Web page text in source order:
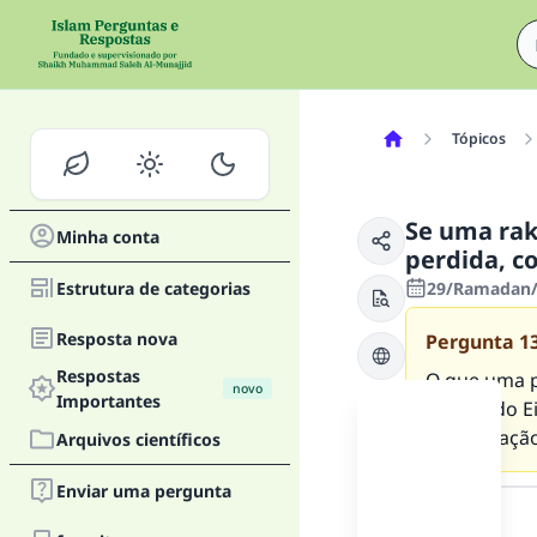
Minha conta
Estrutura de categorias
Resposta nova
Respostas
Importantes
novo
Arquivos científicos
Enviar uma pergunta
Tópicos
Se uma
perdida,
29/
Pergunta
O que uma
oração do
e